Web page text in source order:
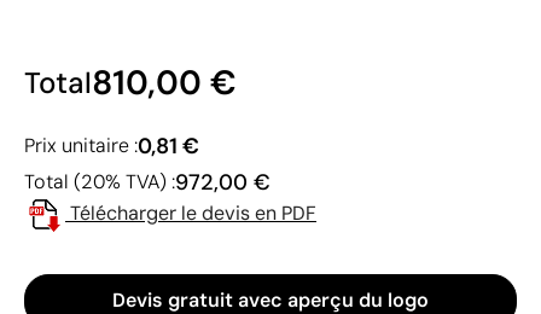
Total810,00 €
Prix unitaire :0,81 €
Total (20% TVA) :972,00 €
Télécharger le devis en PDF
Devis gratuit avec aperçu du logo